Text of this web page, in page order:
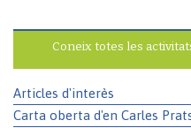
Coneix totes les
Articles d'interès
Carta oberta d'en Carles